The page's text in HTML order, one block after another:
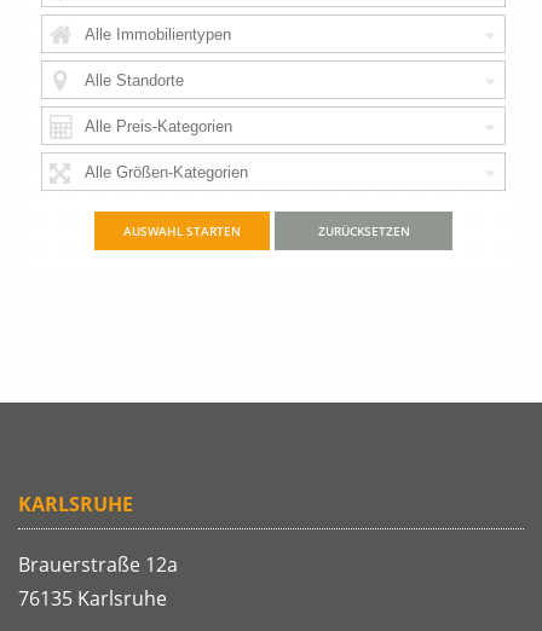
ZURÜCKSETZEN
KARLSRUHE
Brauerstraße 12a
76135 Karlsruhe